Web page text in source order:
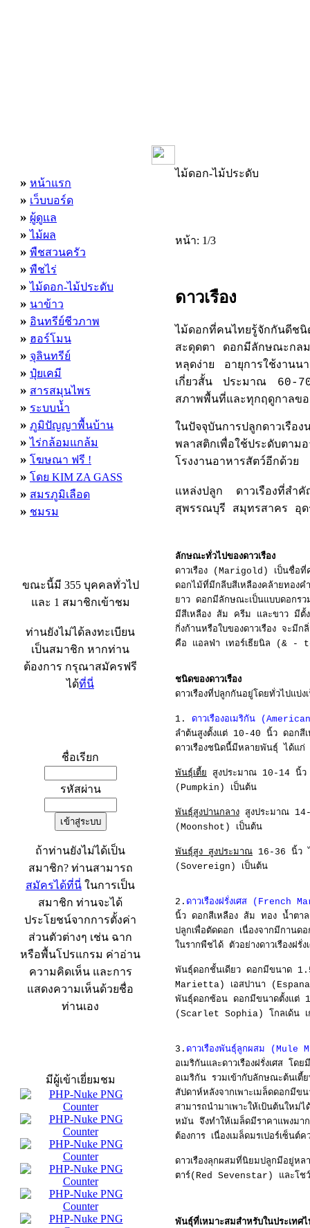
» หน้าแรก
» เว็บบอร์ด
» ผู้ดูแล
» ไม้ผล
» พืชสวนครัว
» พืชไร่
» ไม้ดอก-ไม้ประดับ
» นาข้าว
» อินทรีย์ชีวภาพ
» ฮอร์โมน
» จุลินทรีย์
» ปุ๋ยเคมี
» สารสมุนไพร
» ระบบน้ำ
» ภูมิปัญญาพื้นบ้าน
» ไร่กล้อมแกล้ม
» โฆษณา ฟรี !
» โดย KIM ZA GASS
» สมรภูมิเลือด
» ชมรม
ขณะนี้มี 355 บุคคลทั่วไป
และ 1 สมาชิกเข้าชม
ท่านยังไม่ได้ลงทะเบียน
เป็นสมาชิก หากท่าน
ต้องการ กรุณาสมัครฟรี
ได้ที่นี่
ชื่อเรียก
รหัสผ่าน
ถ้าท่านยังไม่ได้เป็น
สมาชิก? ท่านสามารถ
สมัครได้ที่นี่ ในการเป็น
สมาชิก ท่านจะได้
ประโยชน์จากการตั้งค่า
ส่วนตัวต่างๆ เช่น ฉาก
หรือพื้นโปรแกรม ค่าอ่าน
ความคิดเห็น และการ
แสดงความเห็นด้วยชื่อ
ท่านเอง
มีผู้เข้าเยี่ยมชม
ไม้ดอก-ไม้ประดับ
หน้า: 1/3
ดาวเรือง
ไม้ดอกที่คนไทยรู้จักกันดีช
สะดุดตา ดอกมีลักษณะกลม
หลุดง่าย อายุการใช้งาน
เกี่ยวสั้น ประมาณ 60-70
สภาพพื้นที่และทุกฤดูกาลขอ
ในปัจจุบันการปลูกดาวเรื
พลาสติกเพื่อใช้ประดับตา
โรงงานอาหารสัตว์อีกด้วย
แหล่งปลูก ดาวเรืองที่ส
สุพรรณบุรี สมุทรสาคร อุด
ลักษณะทั่วไปของดาวเรือง
ดาวเรือง (Marigold) เป็นชื่อที่
ดอกไม้ที่มีกลีบสีเหลืองคล้ายทอง
ยาว ดอกมีลักษณะเป็นแบบดอกร
มีสีเหลือง ส้ม ครีม และขาว มีตั้
กิ่งก้านหรือใบของดาวเรือง จะมี
คือ แอลฟ่า เทอร์เธียนิล (& -
ชนิดของดาวเรือง
ดาวเรืองที่ปลูกกันอยู่โดยทั่วไปแ
1. ดาวเรืองอเมริกัน
ลำต้นสูงตั้งแต่ 10-40 นิ้ว ดอก
ดาวเรืองชนิดนี้มีหลายพันธุ์ ได้แก่
พันธุ์เตี้ย สูงประมาณ 10-14 นิ้
(Pumpkin) เป็นต้น
พันธุ์สูงปานกลาง สูงประมาณ
(Moonshot) เป็นต้น
พันธุ์สูง สูงประมาณ 16-36 นิ้ว
(Sovereign) เป็นต้น
2. ดาวเรืองฝรั่งเศส (French
นิ้ว ดอกสีเหลือง ส้ม ทอง น้ำตา
ปลูกเพื่อตัดดอก เนื่องจากมีกานด
ในรากพืชได้ ตัวอย่างดาวเรืองฝรั่
พันธุ์ดอกชั้นเดียว ดอกมีขนาด
Marietta) เอสปานา
พันธุ์ดอกซ้อน ดอกมีขนาดตั้งแต่
(Scarlet Sophia) โกลเด้น
3. ดาวเรืองพันธุ์ลูกผสม
อเมริกันและดาวเรืองฝรั่งเศส โ
อเมริกัน รวมเข้ากับลักษณะต้นเตี้
สัปดาห์หลังจากเพาะเมล็ดดอกมี
สามารถนำมาเพาะให้เป้นต้นใหม่
หมัน จึงทำให้เมล็ดมีราคาแพงมา
ต้องการ เนื่องเมล็ดมรเปอร์เซ็นต์ค
ดาวเรืองลุกผสมที่นิยมปลูกมีอยู่
ตาร์(Red Sevenstar) และโช
พันธุ์ที่เหมาะสมสำหรับในประเทศ